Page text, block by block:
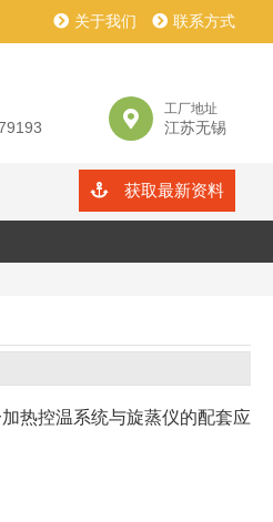
关于我们 联系方式
工厂地址
江苏无锡
获取最新资料
热控温系统与旋蒸仪的配套应